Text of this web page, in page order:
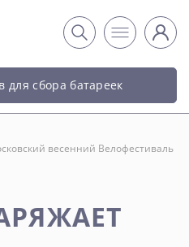
для сбора батареек
весенний Велофестиваль